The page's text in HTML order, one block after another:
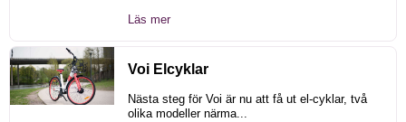
Läs mer
Voi Elcyklar
Nästa steg för Voi är nu att få ut el-cyklar, två
olika modeller närma...